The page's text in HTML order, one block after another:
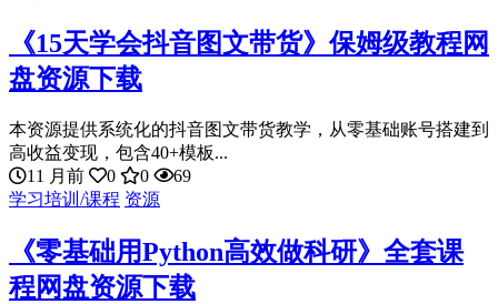
《15天学会抖音图文带货》保姆级教程网
盘资源下载
本资源提供系统化的抖音图文带货教学，从零基础账号搭建到
高收益变现，包含40+模板...
11 月前
0 0
69
学习培训/课程 资源
《零基础用Python高效做科研》全套课
程网盘资源下载